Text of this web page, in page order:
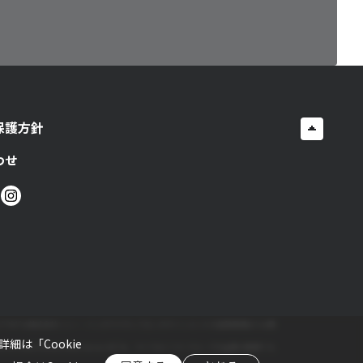
護方針
せ
X|SロゴおよびXbox Series X|S”は、マイクロソフト グループの企業の商標です。
細は「Cookie